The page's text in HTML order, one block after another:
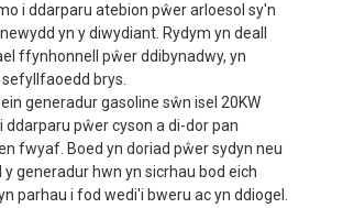
i ddarparu atebion pŵer arloesol sy'n
yn y diwydiant. Rydym yn deall
ffynhonnell pŵer ddibynadwy, yn
brys.
generadur gasoline sŵn isel 20KW
ddarparu pŵer cyson a di-dor pan
fwyaf. Boed yn doriad pŵer sydyn neu
y generadur hwn yn sicrhau bod eich
parhau i fod wedi'i bweru ac yn ddiogel.
batri
12V45AH
80dBA/7m
net
298kg